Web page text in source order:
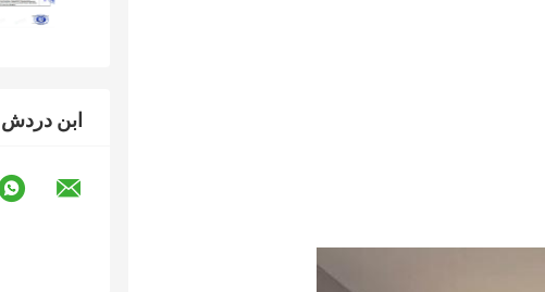
ابن دردش